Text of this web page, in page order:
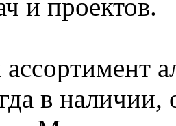
и проектов.
в наличии,